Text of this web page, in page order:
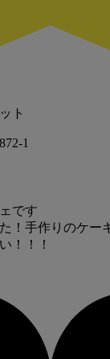
ト
1
です
！手作りのケー
！！！